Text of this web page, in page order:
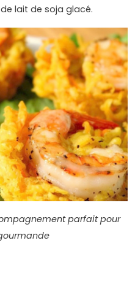
lait de soja glacé.
parfait pour